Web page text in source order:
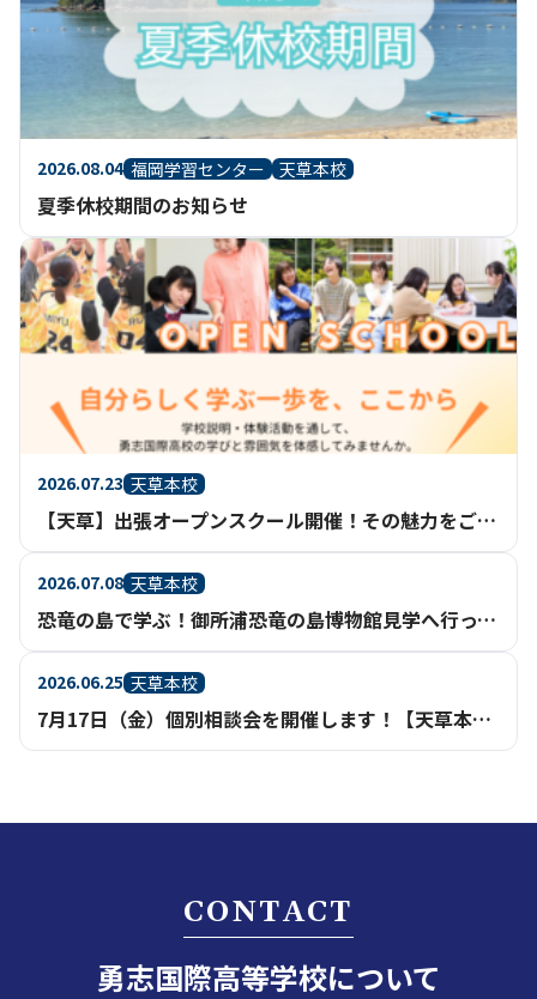
2026.08.04 福岡学習センター 天草本校
夏季休校期間のお知らせ
2026.07.23 天草本校
【天草】出張オープンスクール開催！その魅力をご紹介
2026.07.08 天草本校
恐竜の島で学ぶ！御所浦恐竜の島博物館見学へ行ってきました【天草本校】
2026.06.25 天草本校
7月17日（金）個別相談会を開催します！【天草本校】
CONTACT
勇志国際高等学校について